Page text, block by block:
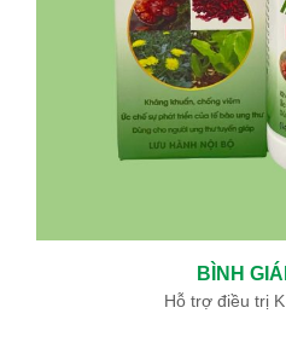
BÌNH
Hỗ trợ điều trị